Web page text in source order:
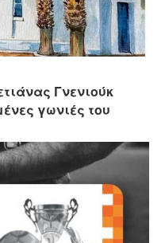
Γνενιούκ
γωνιές του